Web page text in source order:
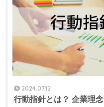
2024.07.12
行動指針とは？ 企業理